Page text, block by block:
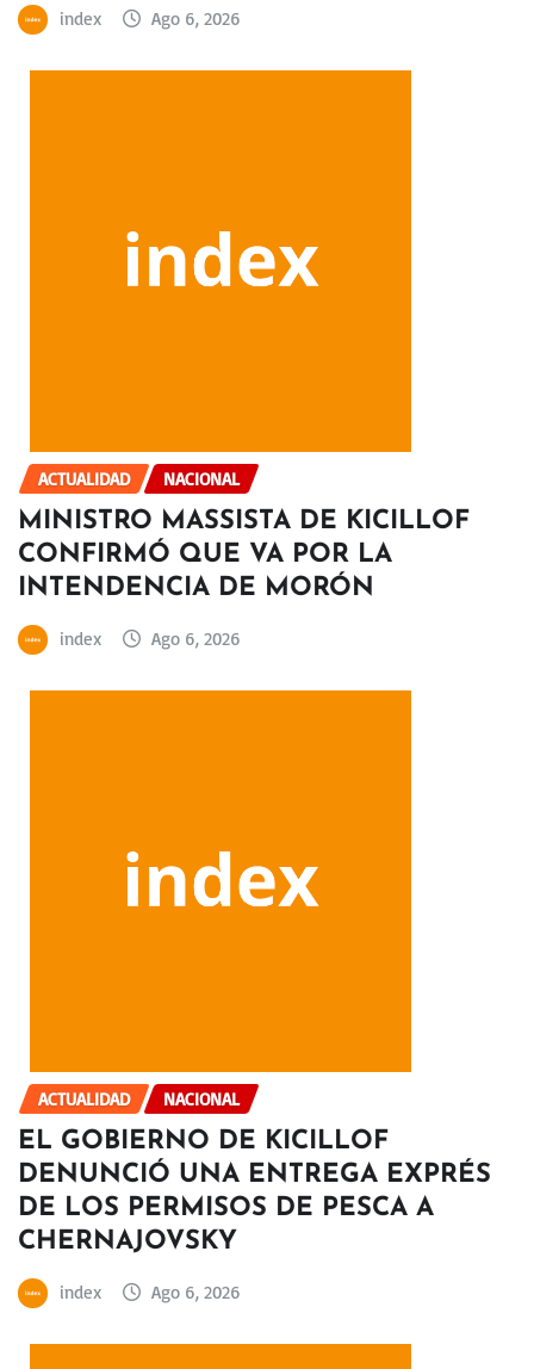
index Ago 6, 2026
ACTUALIDAD NACIONAL
MINISTRO MASSISTA DE KICILLOF
CONFIRMÓ QUE VA POR LA
INTENDENCIA DE MORÓN
index Ago 6, 2026
ACTUALIDAD NACIONAL
EL GOBIERNO DE KICILLOF
DENUNCIÓ UNA ENTREGA EXPRÉS
DE LOS PERMISOS DE PESCA A
CHERNAJOVSKY
index Ago 6, 2026